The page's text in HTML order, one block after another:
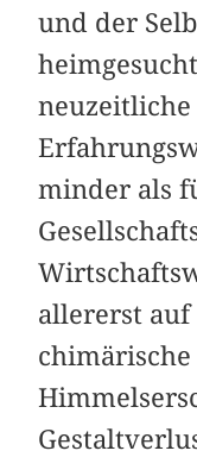
und der
neuzeitliche
minder als
allererst
chimärische